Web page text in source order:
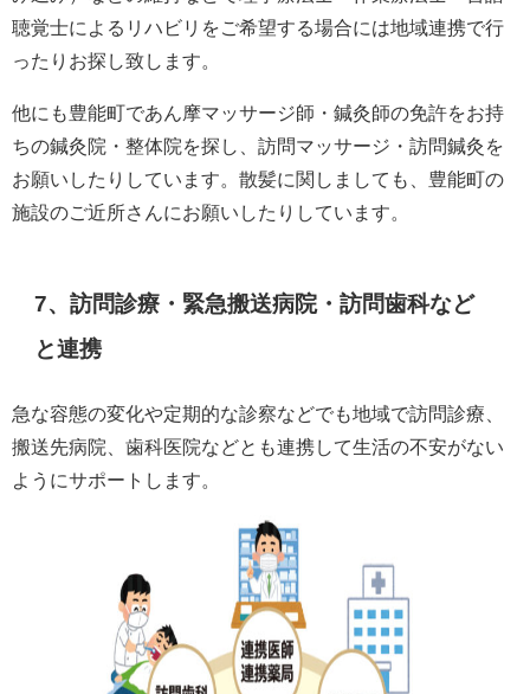
聴覚士によるリハビリをご希望する場合には地域連携で行
ったりお探し致します。
他にも豊能町であん摩マッサージ師・鍼灸師の免許をお持
ちの鍼灸院・整体院を探し、訪問マッサージ・訪問鍼灸を
お願いしたりしています。散髪に関しましても、豊能町の
施設のご近所さんにお願いしたりしています。
7、訪問診療・緊急搬送病院・訪問歯科など
と連携
急な容態の変化や定期的な診察などでも地域で訪問診療、
搬送先病院、歯科医院などとも連携して生活の不安がない
ようにサポートします。